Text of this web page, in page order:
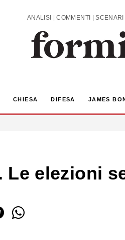
CHIESA DIFESA JAMES
elezioni